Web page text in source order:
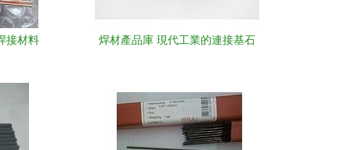
接材料
焊材產品庫 現代工業的連接基石